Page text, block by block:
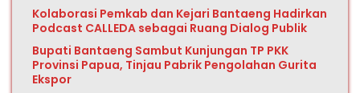
Kolaborasi Pemkab dan Kejari Bantaeng Hadirkan
Podcast CALLEDA sebagai Ruang Dialog Publik
Bupati Bantaeng Sambut Kunjungan TP PKK
Provinsi Papua, Tinjau Pabrik Pengolahan Gurita
Ekspor